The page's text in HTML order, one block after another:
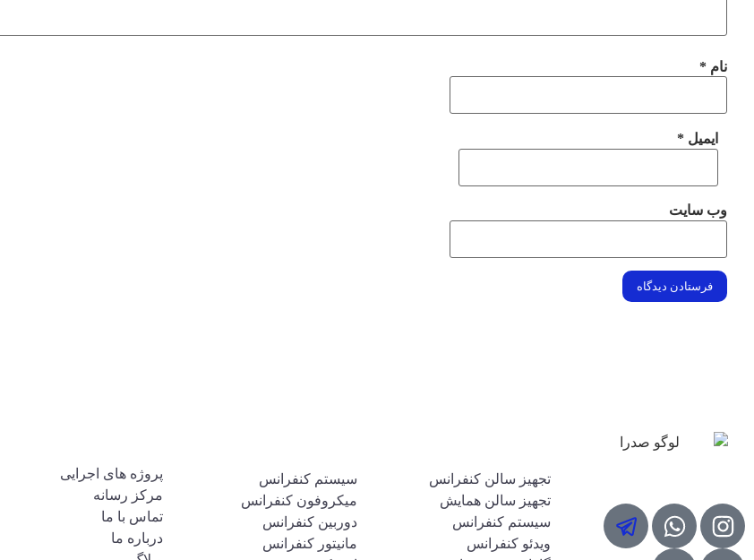
نام *
ایمیل *
وب‌ سایت
تجهیز سالن کنفرانس
تجهیز سالن همایش
سیستم کنفرانس
ویدئو کنفرانس
سیستم کنفرانس
میکروفون کنفرانس
دوربین کنفرانس
مانیتور کنفرانس
پروژه های اجرایی
مرکز رسانه
تماس با ما
درباره ما